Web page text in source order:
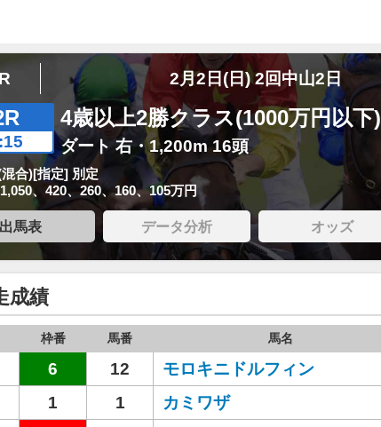
2月2日(日) 2回中山2日
4歳以上2勝クラス(1000万円以下)
ダート 右・1,200m 16頭
合)[指定] 別定
、420、260、160、105万円
出馬表 データ分析 オッズ
成績
枠番 馬番 馬名
6 12 モロキニドルフィン
1 1 カミワザ